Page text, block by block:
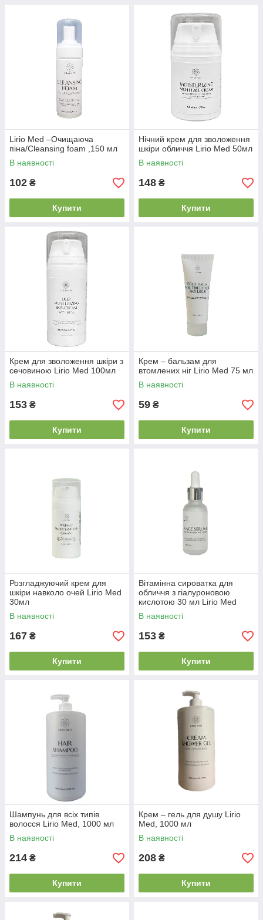
Lirio Med –Очищаюча
піна/Cleansing foam ,150 мл
В наявності
102 ₴
Купити
Нічний крем для зволоження
шкіри обличчя Lirio Med 50мл
В наявності
148 ₴
Купити
Крем для зволоження шкіри з
сечовиною Lirio Med 100мл
В наявності
153 ₴
Купити
Крем – бальзам для
втомлених ніг Lirio Med 75 мл
В наявності
59 ₴
Купити
Розгладжуючий крем для
шкіри навколо очей Lirio Med
30мл
В наявності
167 ₴
Купити
Вітамінна сироватка для
обличчя з гіалуроновою
кислотою 30 мл Lirio Med
В наявності
153 ₴
Купити
Шампунь для всіх типів
волосся Lirio Med, 1000 мл
В наявності
214 ₴
Купити
Крем – гель для душу Lirio
Med, 1000 мл
В наявності
208 ₴
Купити